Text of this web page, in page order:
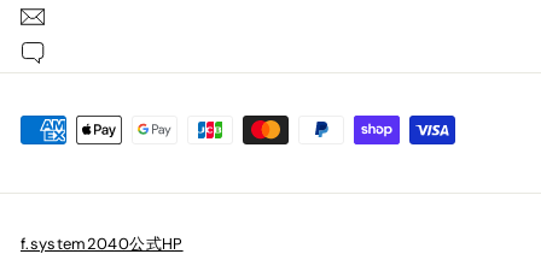
f.system2040公式HP